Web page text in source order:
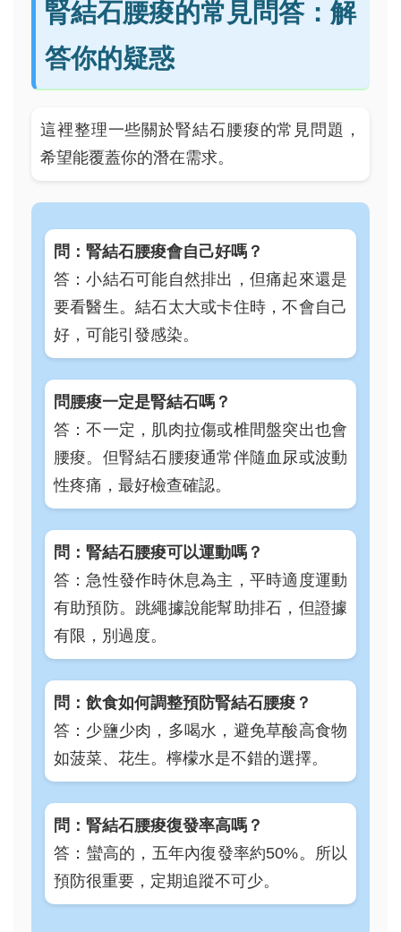
腎結石腰痠的常見問答：解
答你的疑惑
這裡整理一些關於腎結石腰痠的常見問題，
希望能覆蓋你的潛在需求。
問：腎結石腰痠會自己好嗎？
答：小結石可能自然排出，但痛起來還是
要看醫生。結石太大或卡住時，不會自己
好，可能引發感染。
問腰痠一定是腎結石嗎？
答：不一定，肌肉拉傷或椎間盤突出也會
腰痠。但腎結石腰痠通常伴隨血尿或波動
性疼痛，最好檢查確認。
問：腎結石腰痠可以運動嗎？
答：急性發作時休息為主，平時適度運動
有助預防。跳繩據說能幫助排石，但證據
有限，別過度。
問：飲食如何調整預防腎結石腰痠？
答：少鹽少肉，多喝水，避免草酸高食物
如菠菜、花生。檸檬水是不錯的選擇。
問：腎結石腰痠復發率高嗎？
答：蠻高的，五年內復發率約50%。所以
預防很重要，定期追蹤不可少。